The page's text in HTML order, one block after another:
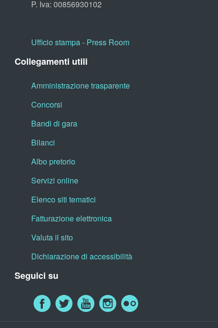
P. Iva: 00856930102
Ufficio stampa - Press Room
Collegamenti utili
Amministrazione trasparente
Concorsi
Bandi di gara
Bilanci
Albo pretorio
Servizi online
Elenco siti tematici
Fatturazione elettronica
Valuta il sito
Dichiarazione di accessibilità
Seguici su